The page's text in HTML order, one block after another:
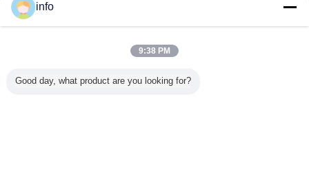
der ESD abschirmt Taschen
info
9:38 PM
Good day, what product are you looking for?